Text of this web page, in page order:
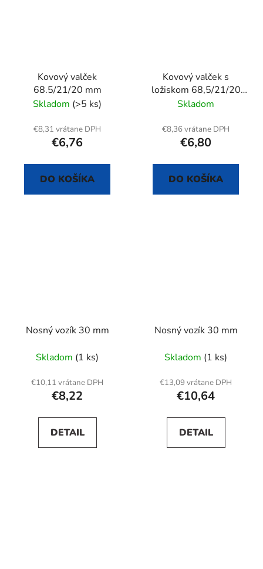
Kovový valček
68.5/21/20 mm
Skladom (>5 ks)
€8,31 vrátane DPH
€6,76
DO KOŠÍKA
Kovový valček s
ložiskom 68,5/21/20
mm
Skladom
€8,36 vrátane DPH
€6,80
DO KOŠÍKA
Nosný vozík 30 mm
Skladom (1 ks)
€10,11 vrátane DPH
€8,22
DETAIL
Nosný vozík 30 mm
Skladom (1 ks)
€13,09 vrátane DPH
€10,64
DETAIL